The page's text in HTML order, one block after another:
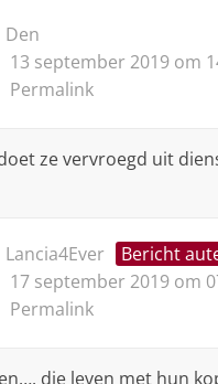
Den
13 september 2019 om
Permalink
ze vervroegd uit
Lancia4Ever
Bericht
17 september 2019 om
Permalink
die leven met hun